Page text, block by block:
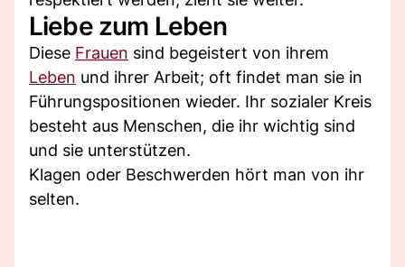
Liebe zum Leben
Diese Frauen sind begeistert von ihrem
Leben und ihrer Arbeit; oft findet man sie in
Führungspositionen wieder. Ihr sozialer Kreis
besteht aus Menschen, die ihr wichtig sind
und sie unterstützen.
Klagen oder Beschwerden hört man von ihr
selten.